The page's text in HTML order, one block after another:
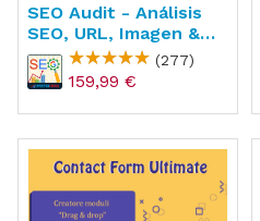
SEO Audit - Análisis
SEO, URL, Imagen &
Sitemap
(277)
159,99 €